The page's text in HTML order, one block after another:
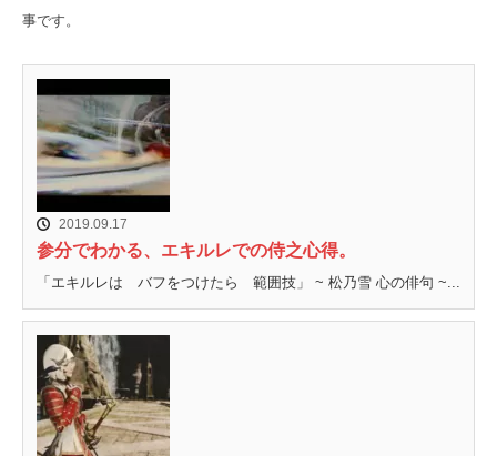
事です。
2019.09.17
参分でわかる、エキルレでの侍之心得。
「エキルレは バフをつけたら 範囲技」 ~ 松乃雪 心の俳句 ~...